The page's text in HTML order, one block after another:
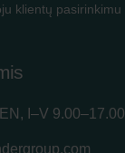
klientų pasirinkimu
I–V 9.00–17.00